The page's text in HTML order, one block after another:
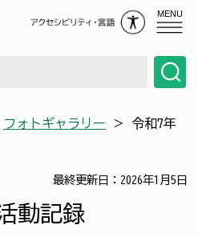
MENU
フォトギャラリー ＞ 令和7年
最終更新日：2026年1月5日
動記録